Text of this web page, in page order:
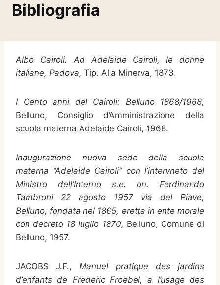
Bibliografia
Albo Cairoli. Ad Adelaide Cairoli, le donne
italiane, Padova, Tip. Alla Minerva, 1873.
I Cento anni del Cairoli: Belluno 1868/1968,
Belluno, Consiglio d’Amministrazione della
scuola materna Adelaide Cairoli, 1968.
Inaugurazione nuova sede della scuola
materna “Adelaide Cairoli” con l’intervneto del
Ministro dell’Interno s.e. on. Ferdinando
Tambroni 22 agosto 1957 via del Piave,
Belluno, fondata nel 1865, eretta in ente morale
con decreto 18 luglio 1870, Belluno, Comune di
Belluno, 1957.
JACOBS J.F.,Manuel pratique des jardins
d’enfants de Frederic Froebel, a l’usage des